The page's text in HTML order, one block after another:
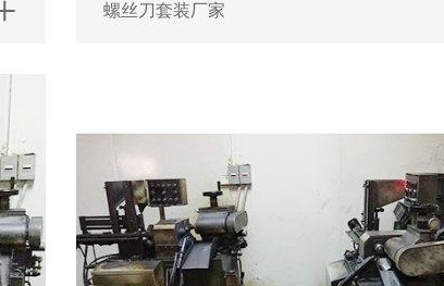
螺丝刀套装厂家